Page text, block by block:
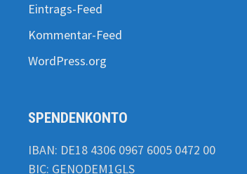
Eintrags-Feed
Kommentar-Feed
WordPress.org
SPENDENKONTO
IBAN: DE18 4306 0967 6005 0472 00
BIC: GENODEM1GLS